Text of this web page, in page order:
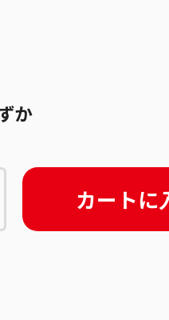
か
カートに